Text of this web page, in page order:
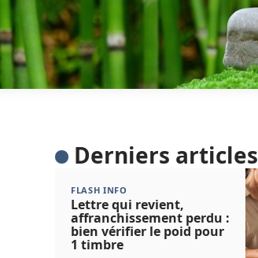
Derniers articles
FLASH INFO
Lettre qui revient,
affranchissement perdu :
bien vérifier le poid pour
1 timbre